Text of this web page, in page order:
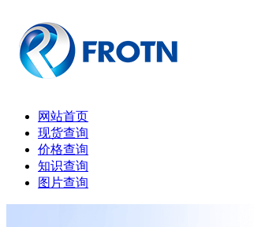
网站首页
现货查询
价格查询
知识查询
图片查询